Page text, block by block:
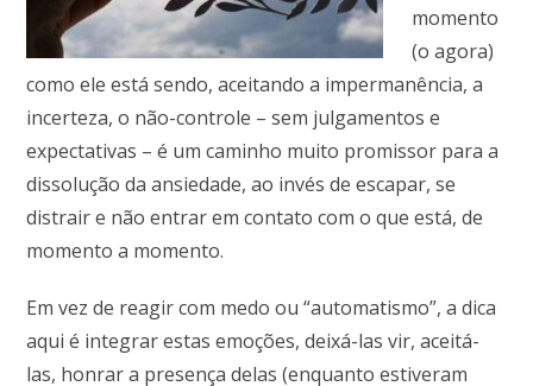
momento
(o agora)
como ele está sendo, aceitando a impermanência, a
incerteza, o não-controle – sem julgamentos e
expectativas – é um caminho muito promissor para a
dissolução da ansiedade, ao invés de escapar, se
distrair e não entrar em contato com o que está, de
momento a momento.
Em vez de reagir com medo ou “automatismo”, a dica
aqui é integrar estas emoções, deixá-las vir, aceitá-
las, honrar a presença delas (enquanto estiveram